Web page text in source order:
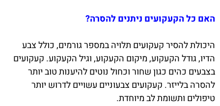
האם כל הקעקועים ניתנים להסרה?
היכולת להסיר קעקועים תלויה במספר גורמים, כולל צבע
הדיו, גודל הקעקוע, מיקום הקעקוע, וגיל הקעקוע. קעקועים
בצבעים כהים כגון שחור וכחול נוטים להיענות טוב יותר
להסרה בלייזר. קעקועים צבעוניים עשויים לדרוש יותר
טיפולים ותשומת לב מיוחדת.